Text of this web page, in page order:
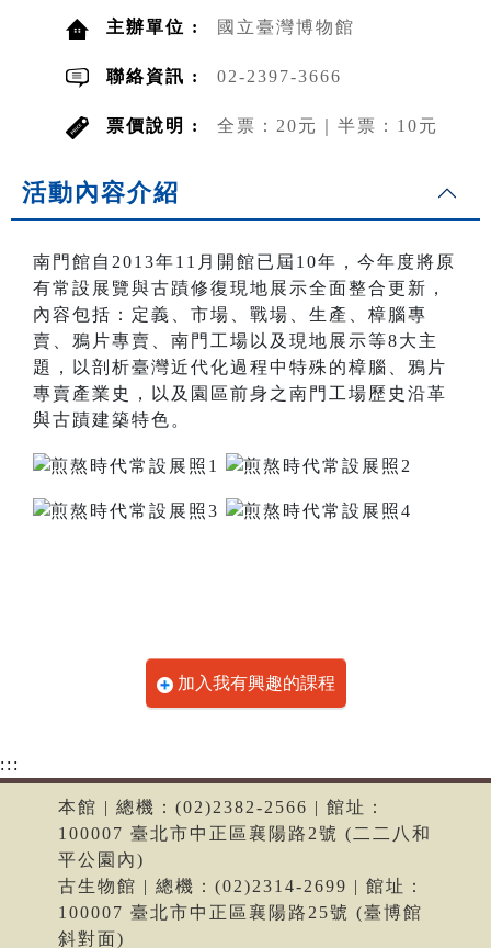
主辦單位 : 國立臺灣博物館
聯絡資訊 : 02-2397-3666
票價說明 : 全票：20元｜半票：10元
活動內容介紹
南門館自2013年11月開館已屆10年，今年度將原
有常設展覽與古蹟修復現地展示全面整合更新，
內容包括：定義、市場、戰場、生產、樟腦專
賣、鴉片專賣、南門工場以及現地展示等8大主
題，以剖析臺灣近代化過程中特殊的樟腦、鴉片
專賣產業史，以及園區前身之南門工場歷史沿革
與古蹟建築特色。
加入我有興趣的課程
:::
本館 | 總機：(02)2382-2566 | 館址：
100007 臺北市中正區襄陽路2號 (二二八和
平公園內)
古生物館 | 總機：(02)2314-2699 | 館址：
100007 臺北市中正區襄陽路25號 (臺博館
斜對面)